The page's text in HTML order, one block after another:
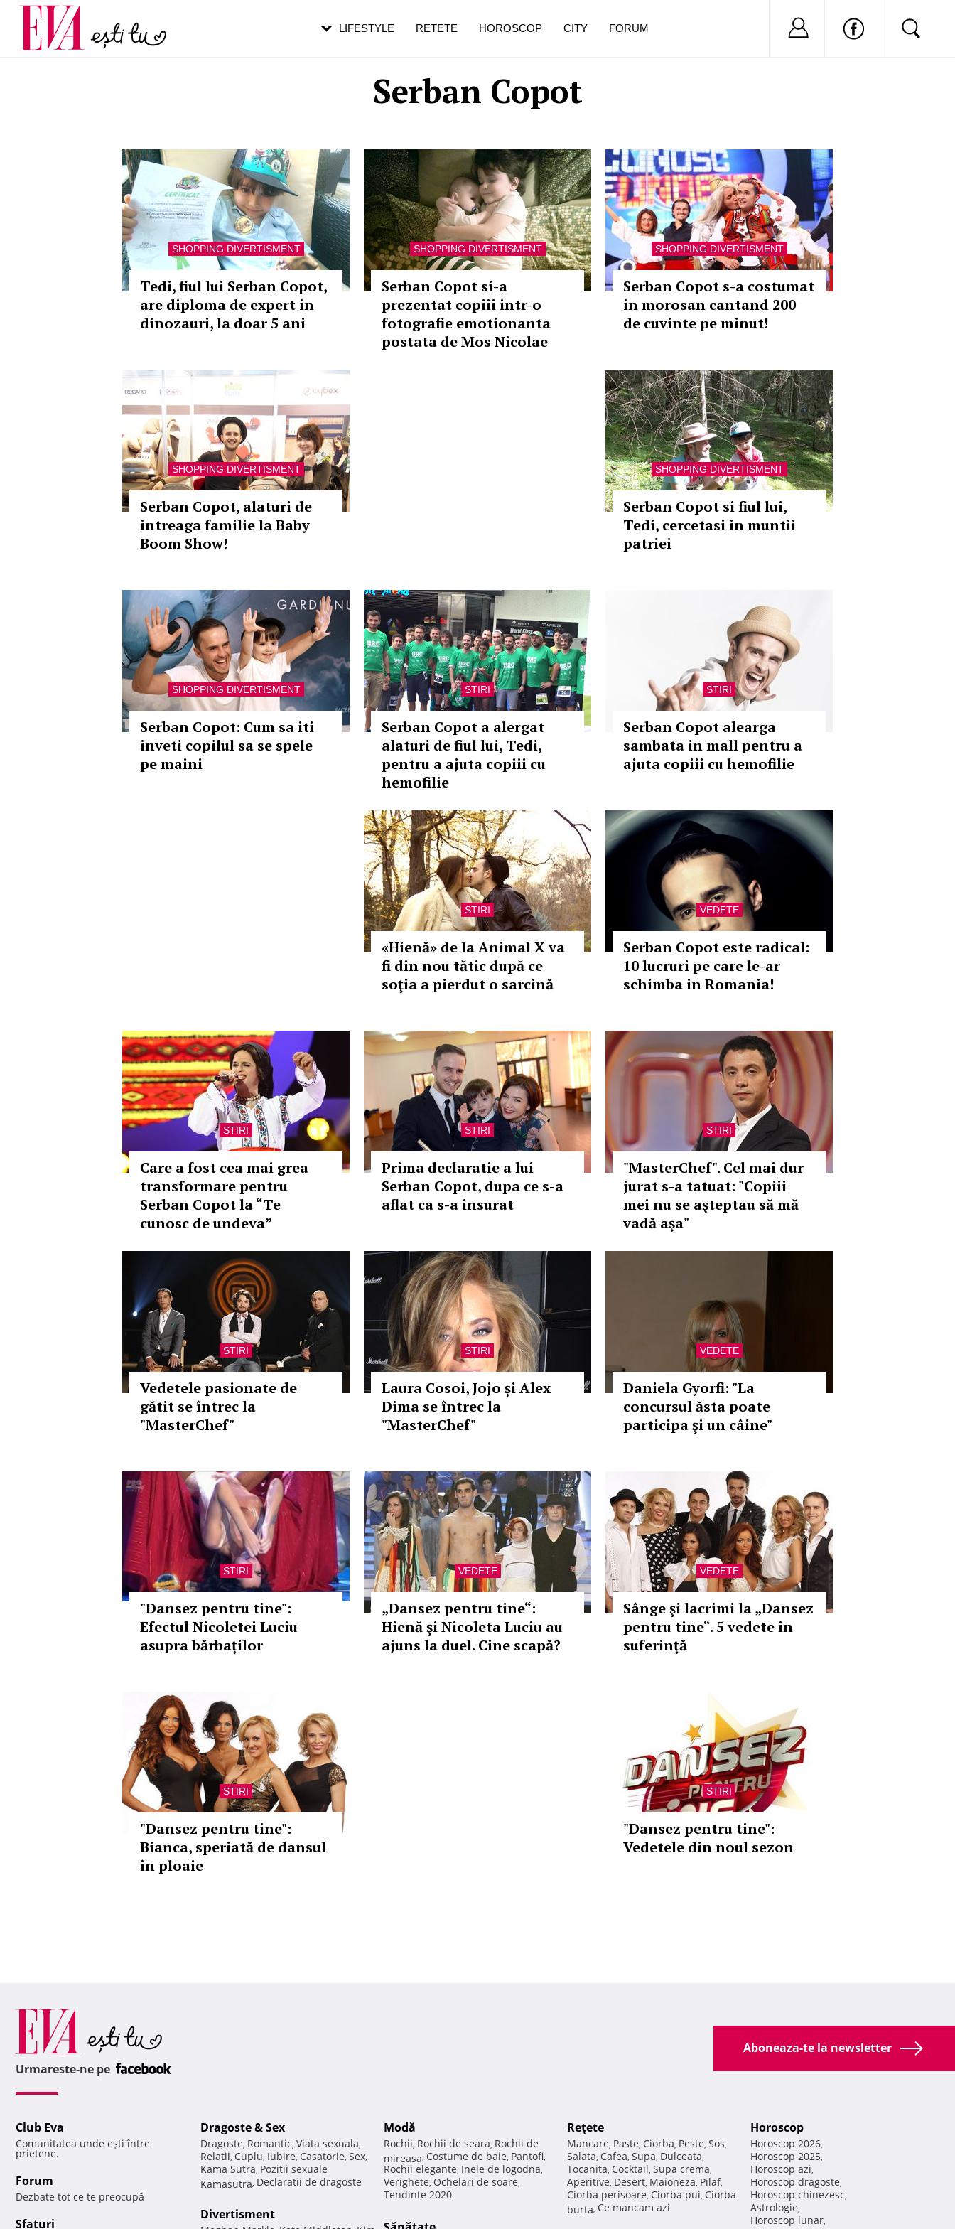
Serban Copot
SHOPPING DIVERTISMENT
Tedi, fiul lui Serban Copot,
are diploma de expert in
dinozauri, la doar 5 ani
SHOPPING DIVERTISMENT
Serban Copot si-a
prezentat copiii intr-o
fotografie emotionanta
postata de Mos Nicolae
SHOPPING DIVERTISMENT
Serban Copot s-a costumat
in morosan cantand 200
de cuvinte pe minut!
SHOPPING DIVERTISMENT
Serban Copot, alaturi de
intreaga familie la Baby
Boom Show!
SHOPPING DIVERTISMENT
Serban Copot si fiul lui,
Tedi, cercetasi in muntii
patriei
SHOPPING DIVERTISMENT
Serban Copot: Cum sa iti
inveti copilul sa se spele
pe maini
STIRI
Serban Copot a alergat
alaturi de fiul lui, Tedi,
pentru a ajuta copiii cu
hemofilie
STIRI
Serban Copot alearga
sambata in mall pentru a
ajuta copiii cu hemofilie
STIRI
«Hienă» de la Animal X va
fi din nou tătic după ce
soţia a pierdut o sarcină
VEDETE
Serban Copot este radical:
10 lucruri pe care le-ar
schimba in Romania!
STIRI
Care a fost cea mai grea
transformare pentru
Serban Copot la “Te
cunosc de undeva”
STIRI
Prima declaratie a lui
Serban Copot, dupa ce s-a
aflat ca s-a insurat
STIRI
"MasterChef". Cel mai dur
jurat s-a tatuat: "Copiii
mei nu se aşteptau să mă
vadă aşa"
STIRI
Vedetele pasionate de
gătit se întrec la
"MasterChef"
STIRI
Laura Cosoi, Jojo și Alex
Dima se întrec la
"MasterChef"
VEDETE
Daniela Gyorfi: "La
concursul ăsta poate
participa şi un câine"
STIRI
"Dansez pentru tine":
Efectul Nicoletei Luciu
asupra bărbaților
VEDETE
„Dansez pentru tine“:
Hienă şi Nicoleta Luciu au
ajuns la duel. Cine scapă?
VEDETE
Sânge şi lacrimi la „Dansez
pentru tine“. 5 vedete în
suferinţă
STIRI
"Dansez pentru tine":
Bianca, speriată de dansul
în ploaie
STIRI
"Dansez pentru tine":
Vedetele din noul sezon
LIFESTYLE RETETE HOROSCOP CITY FORUM Nu ai cont?
Carieră
Actualitate
pe măsură ce înaintezi în vârstă
de dureroasă este investigația
Aboneaza-te la newsletter
Urmareste-ne pe
Club Eva
Comunitatea unde eşti între
prietene.
Forum
Dezbate tot ce te preocupă
Sfaturi
Dragoste & Sex
Dragoste, Romantic, Viata sexuala,
Relatii, Cuplu, Iubire, Casatorie, Sex,
Kama Sutra, Pozitii sexuale
Kamasutra, Declaratii de dragoste
Divertisment
Modă
Rochii, Rochii de seara, Rochii de
mireasa, Costume de baie, Pantofi,
Rochii elegante, Inele de logodna,
Verighete, Ochelari de soare,
Tendinte 2020
Reţete
Mancare, Paste, Ciorba, Peste, Sos,
Salata, Cafea, Supa, Dulceata,
Tocanita, Cocktail, Supa crema,
Aperitive, Desert, Maioneza, Pilaf,
Ciorba perisoare, Ciorba pui, Ciorba
burta, Ce mancam azi
Horoscop
Horoscop 2026,
Horoscop 2025,
Horoscop azi,
Horoscop dragoste,
Horoscop chinezesc,
Astrologie,
Horoscop lunar,